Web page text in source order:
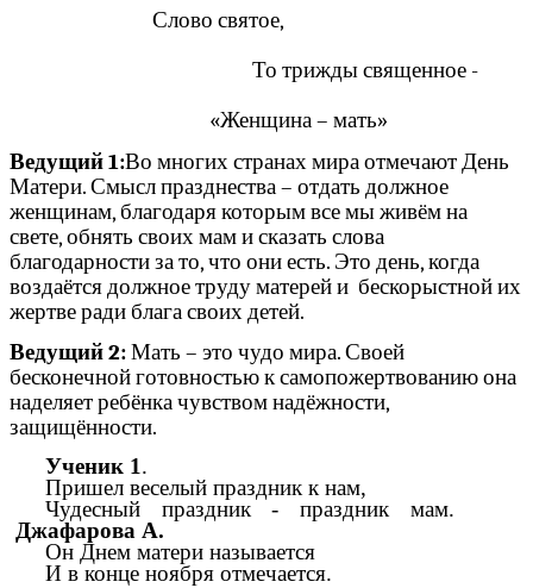
Слово святое,
То трижды священное -
«Женщина – мать»
Ведущий 1:Во многих странах мира отмечают День
Матери. Смысл празднества – отдать должное
женщинам, благодаря которым все мы живём на
свете, обнять своих мам и сказать слова
благодарности за то, что они есть. Это день, когда
воздаётся должное труду матерей и бескорыстной их
жертве ради блага своих детей.
Ведущий 2:Мать – это чудо мира. Своей
бесконечной готовностью к самопожертвованию она
наделяет ребёнка чувством надёжности,
защищённости.
Ученик 1.
Пришел веселый праздник к нам,
Чудесный праздник - праздник мам.
Джафарова А.
Он Днем матери называется
И в конце ноября отмечается.